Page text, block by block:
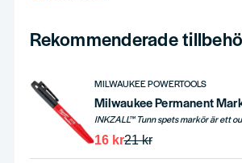
Rekommenderade
MILWAUKEE POWERTOOLS
Milwaukee Permanent
21 kr
16 kr